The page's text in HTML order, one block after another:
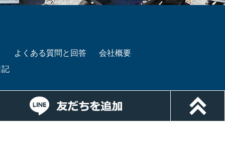
よくある質問と回答
会社概要
でお問い合わせ LINEでお問い